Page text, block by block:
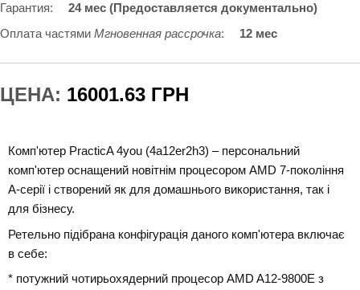
Гарантия:
24 мес (Предоставляется документально)
Оплата частями Мгновенная рассрочка: 12 мес
ЦЕНА: 16001.63 ГРН
Комп'ютер PracticA 4you (4a12er2h3) – персональний
комп'ютер оснащений новітнім процесором AMD 7-покоління
A-серії і створений як для домашнього використання, так і
для бізнесу.
Ретельно підібрана конфігурація даного комп'ютера включає
в себе:
* потужний чотирьохядерний процесор AMD A12-9800E з